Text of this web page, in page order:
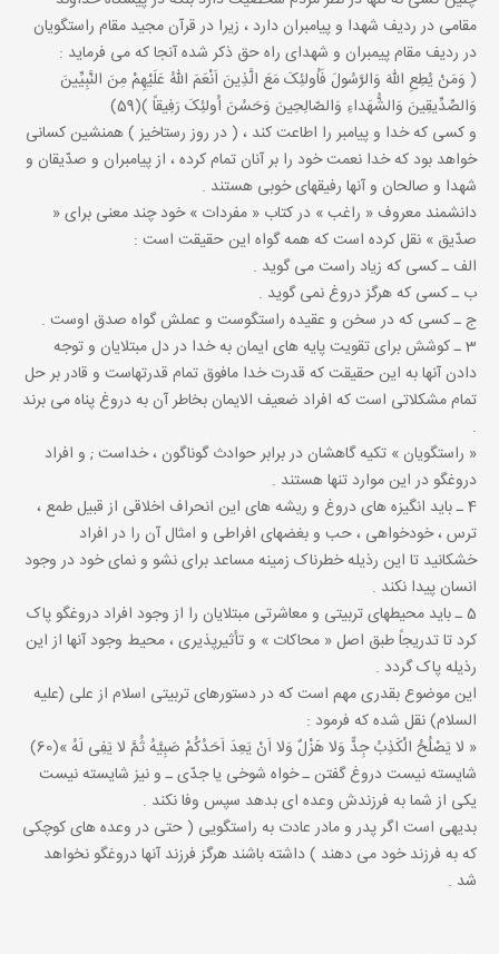
مقامى در ردیف شهدا و پیامبران دارد ، زیرا در قرآن مجید مقام راستگویان
در ردیف مقام پیمبران و شهداى راه حق ذکر شده آنجا که مى فرماید :
( وَمَنْ یُطِعِ اللهَ وَالرَّسُولَ فَاُولئِکَ مَعَ الَّذِینَ اَنْعَمَ اللهُ عَلَیْهِمْ مِنَ النَّبِیِّینَ
وَالصِّدِّیقِینَ وَالشُّهَداءِ وَالصّالِحِینَ وَحَسُنَ اُولئِکَ رَفِیقاً )(59)
و کسى که خدا و پیامبر را اطاعت کند ، ( در روز رستاخیز ) همنشین کسانى
خواهد بود که خدا نعمت خود را بر آنان تمام کرده ، از پیامبران و صدّیقان و
شهدا و صالحان و آنها رفیقهاى خوبى هستند .
دانشمند معروف « راغب » در کتاب « مفردات » خود چند معنى براى «
صدّیق » نقل کرده است که همه گواه این حقیقت است :
الف ـ کسى که زیاد راست مى گوید .
ب ـ کسى که هرگز دروغ نمى گوید .
ج ـ کسى که در سخن و عقیده راستگوست و عملش گواه صدق اوست .
3 ـ کوشش براى تقویت پایه هاى ایمان به خدا در دل مبتلایان و توجه
دادن آنها به این حقیقت که قدرت خدا مافوق تمام قدرتهاست و قادر بر حل
تمام مشکلاتى است که افراد ضعیف الایمان بخاطر آن به دروغ پناه مى برند
.
« راستگویان » تکیه گاهشان در برابر حوادث گوناگون ، خداست ; و افراد
دروغگو در این موارد تنها هستند .
4 ـ باید انگیزه هاى دروغ و ریشه هاى این انحراف اخلاقى از قبیل طمع ،
ترس ، خودخواهى ، حب و بغضهاى افراطى و امثال آن را در افراد
خشکانید تا این رذیله خطرناک زمینه مساعد براى نشو و نماى خود در وجود
انسان پیدا نکند .
5 ـ باید محیطهاى تربیتى و معاشرتى مبتلایان را از وجود افراد دروغگو پاک
کرد تا تدریجاً طبق اصل « محاکات » و تأثیرپذیرى ، محیط وجود آنها از این
رذیله پاک گردد .
این موضوع بقدرى مهم است که در دستورهاى تربیتى اسلام از على (علیه
السلام) نقل شده که فرمود :
« لا یَصْلُحُ الْکَذِبُ جِدٌّ وَلا هَزْلٌ وَلا اَنْ یَعِدَ اَحَدُکُمْ صَبِیَّهُ ثُمَّ لا یَفِی لَهُ »(60)
شایسته نیست دروغ گفتن ـ خواه شوخى یا جدّى ـ و نیز شایسته نیست
یکى از شما به فرزندش وعده اى بدهد سپس وفا نکند .
بدیهى است اگر پدر و مادر عادت به راستگویى ( حتى در وعده هاى کوچکى
که به فرزند خود مى دهند ) داشته باشند هرگز فرزند آنها دروغگو نخواهد
شد .